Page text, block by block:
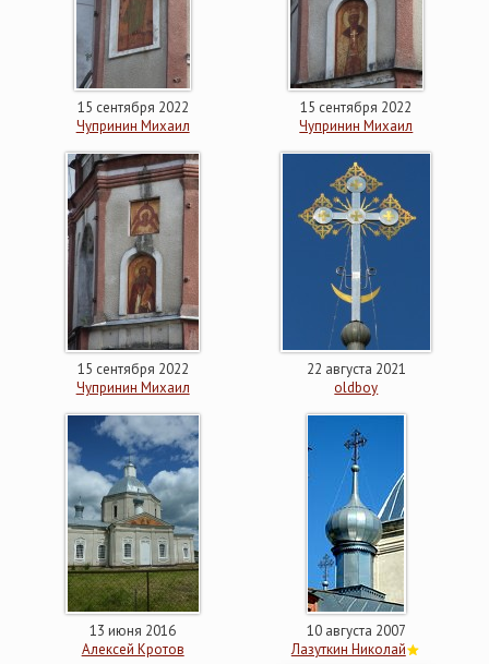
15 сентября 2022
Чупринин Михаил
15 сентября 2022
Чупринин Михаил
15 сентября 2022
Чупринин Михаил
22 августа 2021
oldboy
13 июня 2016
Алексей Кротов
10 августа 2007
Лазуткин Николай